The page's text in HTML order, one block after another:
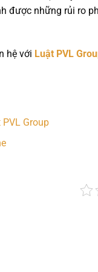
được những rủi ro
hệ với Luật PVL
Group